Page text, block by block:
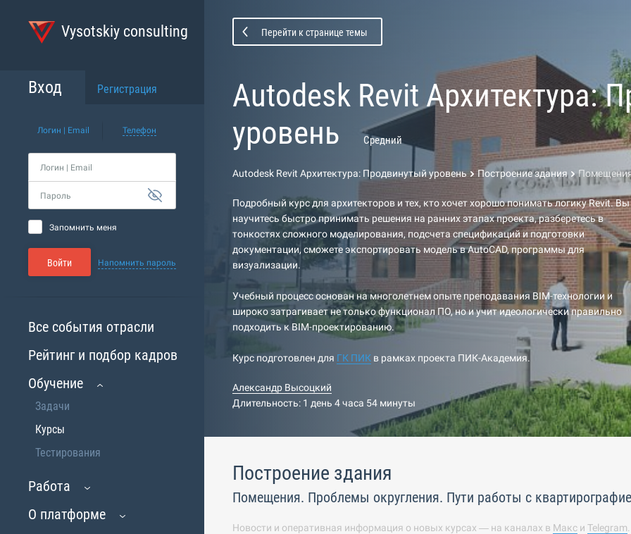
Vysotskiy consulting
Вход Регистрация
Логин | Email Телефон
Логин | Email
Пароль
Запомнить меня
Войти Напомнить пароль
Все события отрасли
Рейтинг и подбор кадров
Обучение
Задачи
Курсы
Тестирования
Работа
О платформе
Перейти к странице темы
Autodesk Revit Архитектура:
уровень
Средний
Autodesk Revit Архитектура: Продвинутый уровень Построение здания
Подробный курс для архитекторов и тех, кто хочет хорошо понимать логику Revit. Вы
научитесь быстро принимать решения на ранних этапах проекта, разберетесь в
тонкостях сложного моделирования, подсчета спецификаций и подготовки
документации, сможете экспортировать модель в AutoCAD, программы для
визуализации.
Учебный процесс основан на многолетнем опыте преподавания BIM-технологии и
широко затрагивает не только функционал ПО, но и учит идеологически правильно
подходить к BIM-проектированию.
Курс подготовлен для ГК ПИК в рамках проекта ПИК-Академия.
Александр Высоцкий
Длительность: 1 день 4 часа 54 минуты
Построение здания
Помещения. Проблемы округления. Пути работы с
Новости и оперативная информация о новых курсах — на каналах в Макс и Telegram